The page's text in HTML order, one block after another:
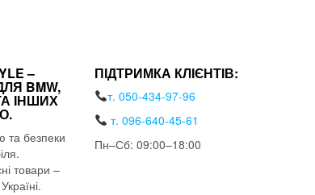
–
BMW,
ІНШИХ
та безпеки
товари –
ПІДТРИМКА КЛІЄНТІВ:
т. 050-434-97-96
т. 096-640-45-61
Пн–Сб: 09:00–18:00